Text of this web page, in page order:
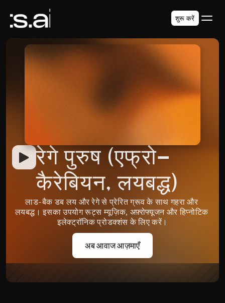
रेगे पुरुष (एफ्रो-
कैरेबियन, लयबद्ध)
लाड-बैक डब लय और रेगे से प्रेरित ग्रूव के साथ गहरा और
लयबद्ध। इसका उपयोग रूट्स म्यूज़िक, अफ़्रोफ्यूजन और हिप्नोटिक
इलेक्ट्रॉनिक प्रोडक्शंस के लिए करें।
अब आवाज आज़माएँ
शुरू करें